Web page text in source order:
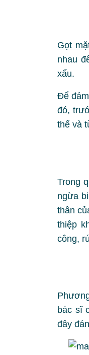
Gọt
nhau
xấu.
Để
đó,
thể và
Trong
ngừa
thân
thiệp
công,
bác sĩ
đây